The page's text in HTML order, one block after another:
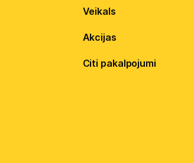
Veikals
Akcijas
Citi pakalpojumi